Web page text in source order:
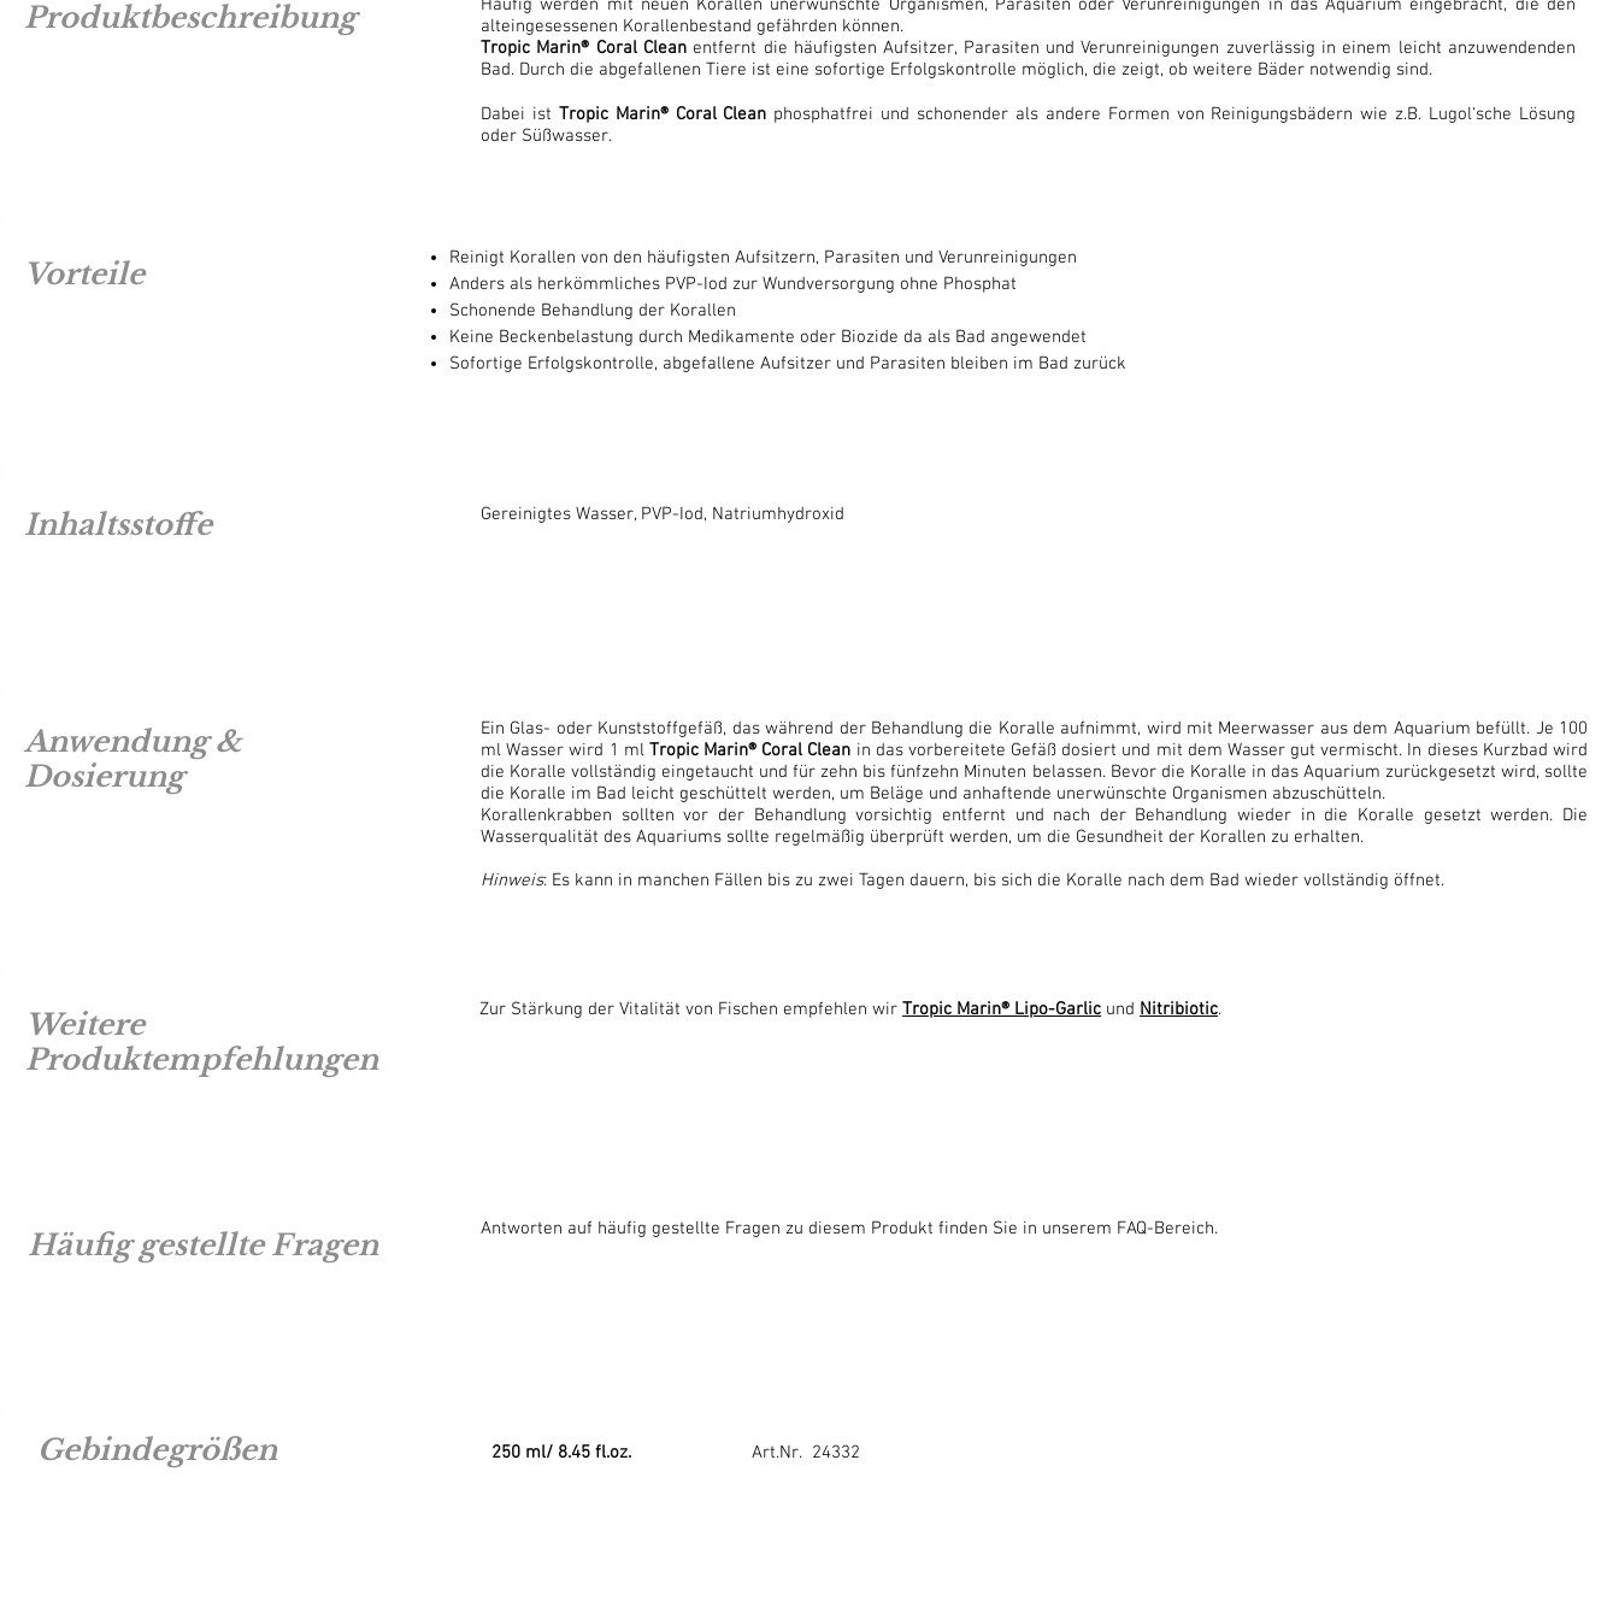
Produktbeschreibung
Häufig werden mit neuen Korallen unerwünschte Organismen, Parasiten oder Verunreinigungen in das Aquarium eingebracht, die den
alteingesessenen Korallenbestand gefährden können.
Tropic Marin® Coral Clean entfernt die häufigsten Aufsitzer, Parasiten und Verunreinigungen zuverlässig in einem leicht anzuwendenden
Bad. Durch die abgefallenen Tiere ist eine sofortige Erfolgskontrolle möglich, die zeigt, ob weitere Bäder notwendig sind.
Dabei ist Tropic Marin® Coral Clean phosphatfrei und schonender als andere Formen von Reinigungsbädern wie z.B. Lugol‘sche Lösung
oder Süßwasser.
Vorteile
Reinigt Korallen von den häufigsten Aufsitzern, Parasiten und Verunreinigungen
Anders als herkömmliches PVP-Iod zur Wundversorgung ohne Phosphat
Schonende Behandlung der Korallen
Keine Beckenbelastung durch Medikamente oder Biozide da als Bad angewendet
Sofortige Erfolgskontrolle, abgefallene Aufsitzer und Parasiten bleiben im Bad zurück
Inhaltsstoffe Gereinigtes Wasser, PVP-Iod, Natriumhydroxid
Anwendung &
Dosierung
Ein Glas- oder Kunststoffgefäß, das während der Behandlung die Koralle aufnimmt, wird mit Meerwasser aus dem Aquarium befüllt. Je 100
ml Wasser wird 1 mlTropic Marin® Coral Clean in das vorbereitete Gefäß dosiert und mit dem Wasser gut vermischt. In dieses Kurzbad wird
die Koralle vollständig eingetaucht und für zehn bis fünfzehn Minuten belassen. Bevor die Koralle in das Aquarium zurückgesetzt wird, sollte
die Koralle im Bad leicht geschüttelt werden, um Beläge und anhaftende unerwünschte Organismen abzuschütteln.
Korallenkrabben sollten vor der Behandlung vorsichtig entfernt und nach der Behandlung wieder in die Koralle gesetzt werden. Die
Wasserqualität des Aquariums sollte regelmäßig überprüft werden, um die Gesundheit der Korallen zu erhalten.
Hinweis: Es kann in manchen Fällen bis zu zwei Tagen dauern, bis sich die Koralle nach dem Bad wieder vollständig öffnet.
Zur Stärkung der Vitalität von Fischen empfehlen wir Tropic Marin® Lipo-Garlic und Nitribiotic.
Weitere
Produktempfehlungen
Häufig gestellte Fragen Antworten auf häufig gestellte Fragen zu diesem Produkt finden Sie in unserem FAQ-Bereich.
Gebindegrößen 250 ml/ 8.45 fl.oz. Art.Nr. 24332